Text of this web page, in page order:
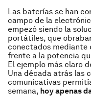
Las baterías se han
campo de la
empezó siendo la
portátiles, que
conectados mediante
frente a la potencia
El ejemplo más claro
Una década atrás las
comunicativas
semana, hoy apenas